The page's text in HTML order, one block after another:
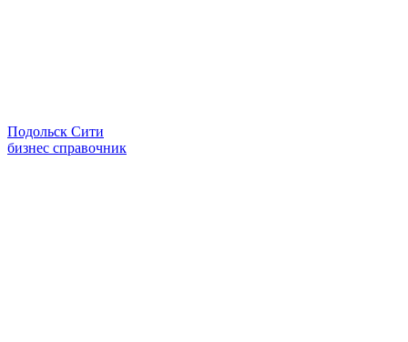
Подольск Сити
бизнес справочник